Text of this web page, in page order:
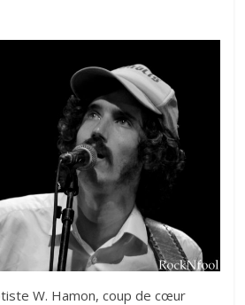
W. Hamon, coup de cœur